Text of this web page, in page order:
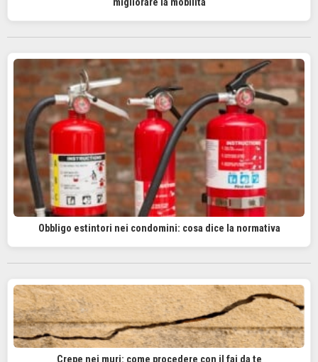
migliorare la mobilità
Obbligo estintori nei condomini: cosa dice la normativa